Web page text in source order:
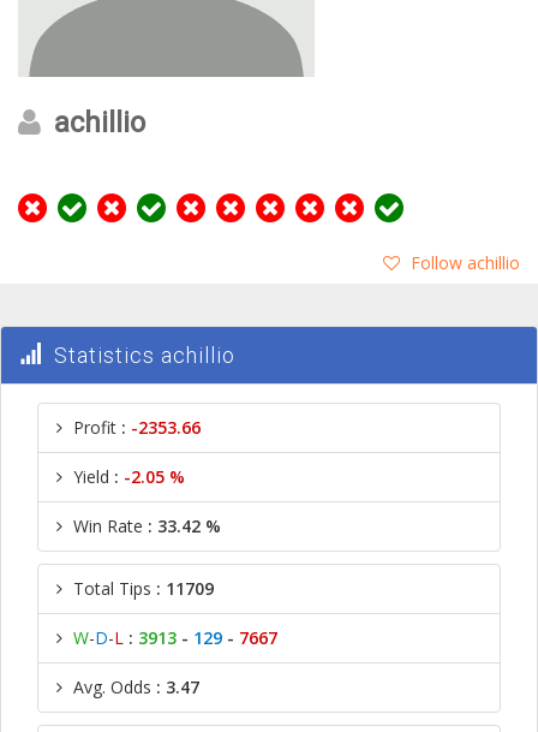
achillio
Follow achillio
Statistics achillio
Profit : -2353.66
Yield : -2.05 %
Win Rate : 33.42 %
Total Tips : 11709
W-D-L : 3913 - 129 - 7667
Avg. Odds : 3.47